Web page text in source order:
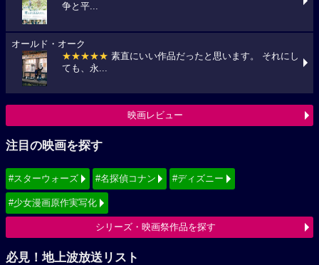
争と平...
オールド・オーク
★★★★★ 素直にいい作品だったと思います。 それにし
ても、永...
映画レビュー
注目の映画を探す
#スターウォーズ #名探偵コナン #ディズニー
#少女漫画原作実写化
シリーズ・映画祭作品を探す
必見！地上波放送リスト